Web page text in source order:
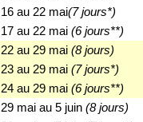
16 au 22 mai(7 jours*)
17 au 22 mai (6 jours**)
22 au 29 mai (8 jours)
23 au 29 mai (7 jours*)
24 au 29 mai (6 jours**)
29 mai au 5 juin (8 jours)